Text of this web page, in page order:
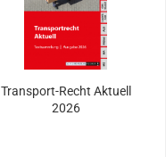
Transport-Recht Aktuell
2026